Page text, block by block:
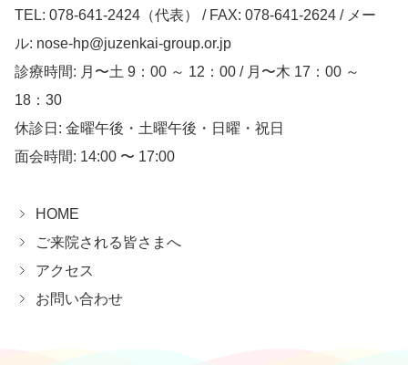
TEL: 078-641-2424（代表） / FAX: 078-641-2624 / メー
ル: nose-hp@juzenkai-group.or.jp
診療時間: 月〜土 9：00 ～ 12：00 / 月〜木 17：00 ～
18：30
休診日: 金曜午後・土曜午後・日曜・祝日
面会時間: 14:00 〜 17:00
HOME
ご来院される皆さまへ
アクセス
お問い合わせ